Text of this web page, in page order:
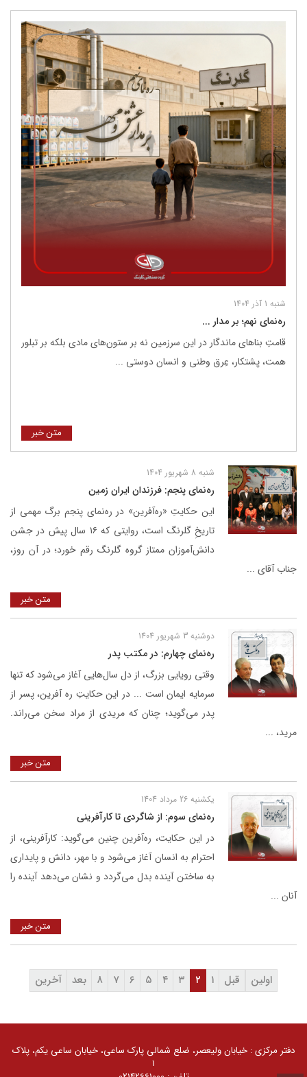
شنبه 1 آذر 1404
ره‌نمای نهم؛ بر مدار ...
قامتِ بناهای ماندگار در این سرزمین نه بر ستون‌های مادی بلکه بر تبلور
همت، پشتکار، عِرق وطنی و انسان دوستی ...
متن خبر
شنبه 8 شهریور 1404
ره‌نمای پنجم: فرزندان ایران زمین
این حکایتِ «ره‌آفرین» در ره‌نمای پنجم برگ مهمی از
تاریخِ گلرنگ است، روایتی که ۱۶ سال پیش در جشن
دانش‌آموزان ممتاز گروه گلرنگ رقم خورد؛ در آن روز،
جناب آقای ...
متن خبر
دوشنبه 3 شهریور 1404
ره‌نمای چهارم: در مکتب پدر
وقتی رویایی بزرگ، از دل سال‌هایی آغاز می‌شود که تنها
سرمایه ایمان است ... در این حکایتِ ره آفرین، پسر از
پدر می‌گوید؛ چنان که مریدی از مراد سخن می‌راند.
مرید، ...
متن خبر
یکشنبه 26 مرداد 1404
ره‌نمای سوم: از شاگردی تا کارآفرینی
در این حکایت، ره‌آفرین چنین می‌گوید: کارآفرینی، از
احترام به انسان آغاز می‌شود و با مهر، دانش و پایداری
به ساختن آینده بدل می‌گردد و نشان می‌دهد آینده را
آنان ...
متن خبر
اولین قبل ۱ ۲ ۳ ۴ ۵ ۶ ۷ ۸ بعد آخرین
دفتر مرکزی : خیابان ولیعصر، ضلع شمالی پارک ساعی، خیابان ساعی یکم، پلاک
۱
کلیه حقوق مادی و معنوی سایت محفوظ و متعلق به گروه
توسعه توسط گلرنگ سیستم